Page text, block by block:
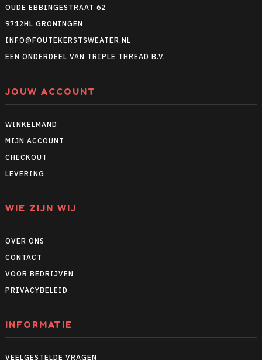
OUDE EBBINGESTRAAT 62
9712HL GRONINGEN
INFO@FOUTEKERSTSWEATER.NL
EEN ONDERDEEL VAN TRIPLE THREAD B.V.
JOUW ACCOUNT
WINKELMAND
MIJN ACCOUNT
CHECKOUT
LEVERING
WIE ZIJN WIJ
OVER ONS
CONTACT
VOOR BEDRIJVEN
PRIVACYBELEID
INFORMATIE
VEELGESTELDE VRAGEN